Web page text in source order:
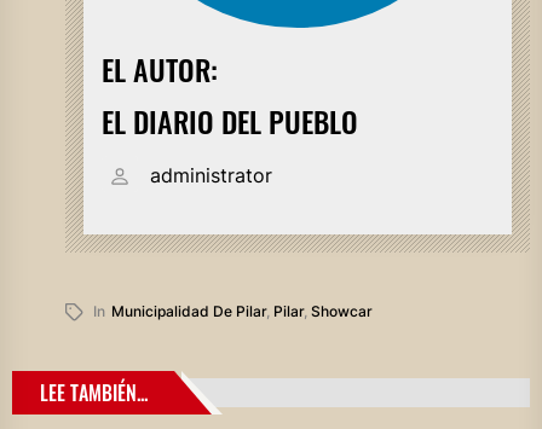
EL AUTOR:
EL DIARIO DEL PUEBLO
administrator
In Municipalidad De Pilar, Pilar, Showcar
LEE TAMBIÉN...